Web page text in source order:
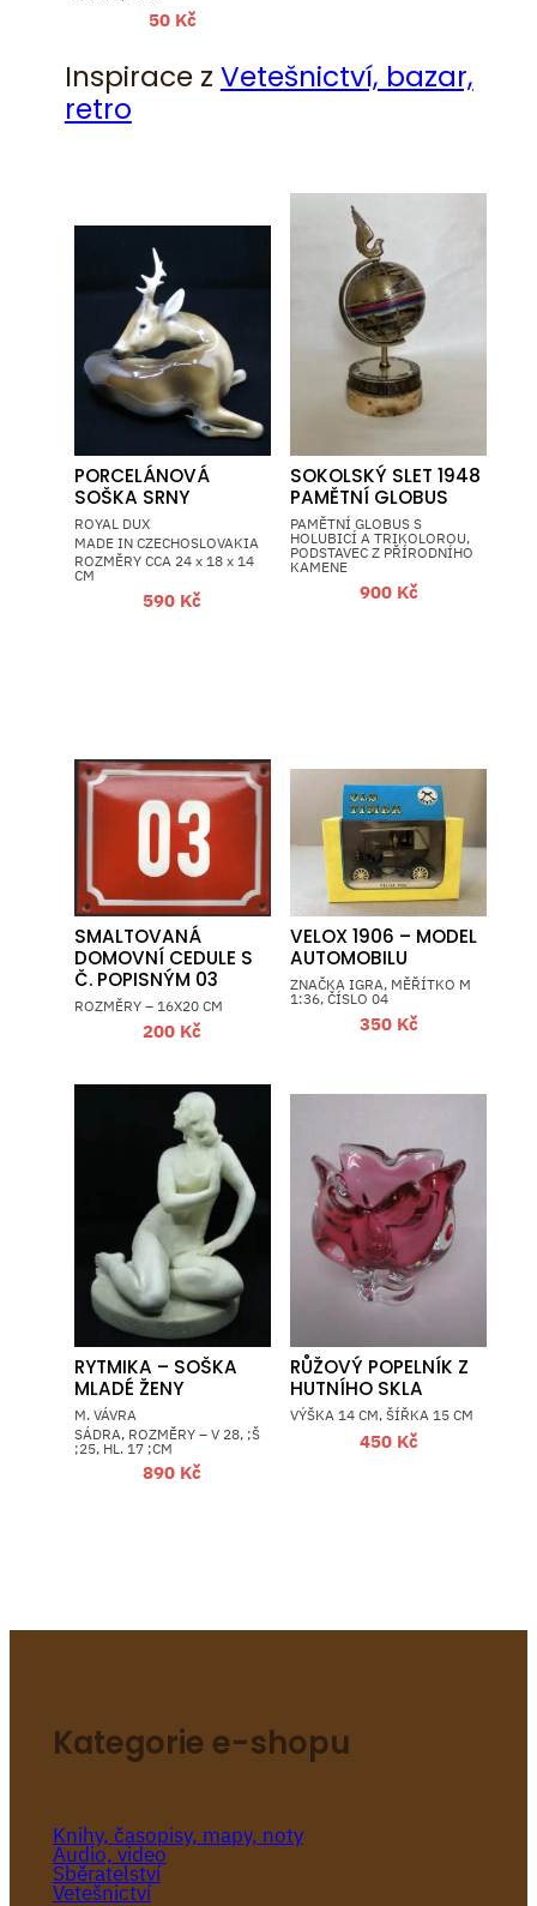
50 Kč
Inspirace z Vetešnictví, bazar,
retro
PORCELÁNOVÁ
SOŠKA SRNY
ROYAL DUX
MADE IN CZECHOSLOVAKIA
ROZMĚRY CCA 24 x 18 x 14
CM
590 Kč
SOKOLSKÝ SLET 1948
PAMĚTNÍ GLOBUS
PAMĚTNÍ GLOBUS S
HOLUBICÍ A TRIKOLOROU,
PODSTAVEC Z PŘÍRODNÍHO
KAMENE
900 Kč
SMALTOVANÁ
DOMOVNÍ CEDULE S
Č. POPISNÝM 03
ROZMĚRY – 16X20 CM
200 Kč
VELOX 1906 – MODEL
AUTOMOBILU
ZNAČKA IGRA, MĚŘÍTKO M
1:36, ČÍSLO 04
350 Kč
RYTMIKA – SOŠKA
MLADÉ ŽENY
M. VÁVRA
SÁDRA, ROZMĚRY – V 28, ;Š
;25, HL. 17 ;CM
890 Kč
RŮŽOVÝ POPELNÍK Z
HUTNÍHO SKLA
VÝŠKA 14 CM, ŠÍŘKA 15 CM
450 Kč
Kategorie e-shopu
Knihy, časopisy, mapy, noty
Audio, video
Sběratelství
Vetešnictví